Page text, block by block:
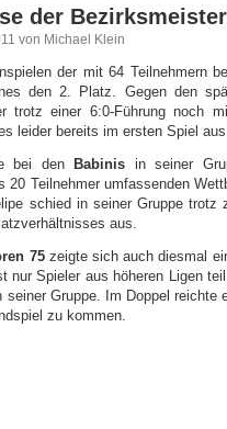
der
von Michael Klein
der mit 64 Teilnehmern
den 2. Platz. Gegen den
trotz einer 6:0-Führung noch
leider bereits im ersten Spiel
bei den
Babinis in seiner
20 Teilnehmer umfassenden
schied in seiner Gruppe trotz
aus.
75zeigte sich auch diesmal
nur Spieler aus höheren Ligen
Gruppe. Im Doppel reichte
zu kommen.